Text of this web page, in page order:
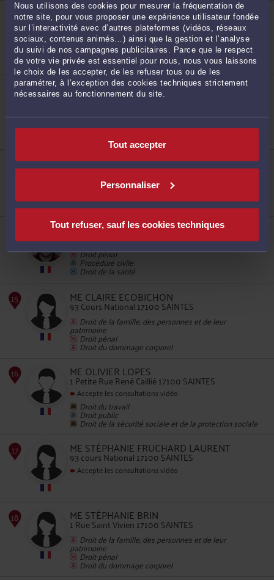
Nous utilisons des cookies pour mesurer la fréquentation de
notre site, pour vous proposer une expérience utilisateur fondée
sur l’interactivité avec d’autres plateformes (vidéos, réseaux
sociaux, contenus animés…) ainsi que la gestion et l’analyse
du suivi de nos campagnes publicitaires. Parce que le respect
de votre vie privée est essentiel pour nous, nous vous laissons
le choix de les accepter, de les refuser tous ou de les
paramétrer, à l’exception des cookies techniques strictement
nécessaires au fonctionnement du site.
Tout accepter
Personnaliser
Tout refuser, sauf les cookies techniques
9
11
ME CÉLIA LOCHET
41 rue Saint Vivien 17100 SAINTES
Droit du travail
Droit de la famille, des personnes et de leur
patrimoine
Droit pénal
ME ANGÉLIQUE PELTRIAUX
6 JEAN MONNET 17110 ST GEORGES DE DIDONNE
patrimoine
Droit du travail
Droit des assurances
ME MAÉVA BITEAU
48 cours lemercier 17100 SAINTES
Droit du travail
Droit de la famille, divorce, séparation
Droit des enfants
14
ME OLIVIER GEOFFROY
64 avenue Louis Bouchet 17200 ROYAN
Droit pénal
Procédure civile
Droit de la santé
ME CLAIRE ECOBICHON
93 Cours National 17100 SAINTES
Droit de la famille, des personnes et de leur
patrimoine
Droit pénal
Droit du dommage corporel
ME OLIVIER LOPES
1 Petite Rue René Caillié 17100 SAINTES
Accepte les consultations vidéo
Droit du travail
Droit public
Droit de la sécurité sociale et de la protection sociale
ME STÉPHANIE FRUCHARD LAURENT
93 cours National 17100 SAINTES
Accepte les consultations vidéo
ME STÉPHANIE BRIN
1 Rue Saint Vivien 17100 SAINTES
Droit de la famille, des personnes et de leur
patrimoine
Droit pénal
Droit du dommage corporel